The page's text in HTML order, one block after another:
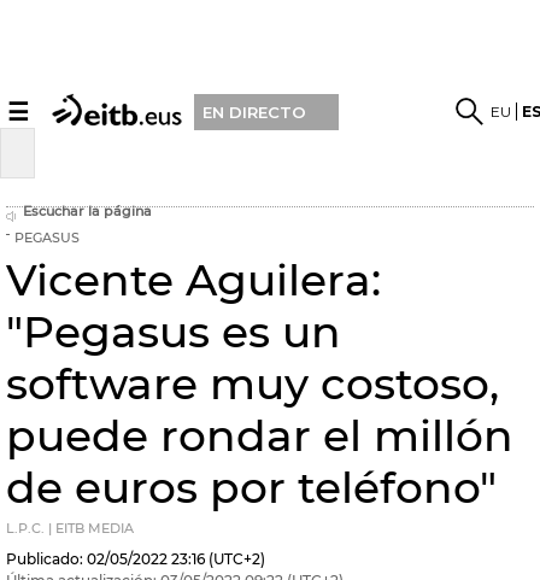
☰ EN DIRECTO EU
Escuchar la página
PEGASUS
Vicente Aguilera:
"Pegasus es un
software muy costoso,
puede rondar el millón
de euros por teléfono"
L.P.C. | EITB MEDIA
Publicado: 02/05/2022 23:16 (UTC+2)